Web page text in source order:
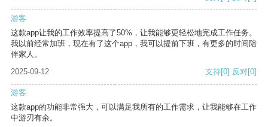
游客
这款app让我的工作效率提高了50%，让我能够更轻松地完成工作任务。
我以前经常加班，现在有了这个app，我可以提前下班，有更多的时间陪
伴家人。
2025-09-12
支持[0] 反对[0]
游客
这款app的功能非常强大，可以满足我所有的工作需求，让我能够在工作
中游刃有余。